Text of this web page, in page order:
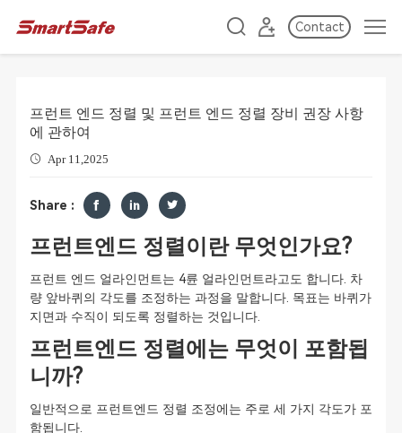
Contact
프런트 엔드 정렬 및 프런트 엔드 정렬 장비 권장 사항
에 관하여
Apr 11,2025
Share :
프런트엔드 정렬이란 무엇인가요?
프런트 엔드 얼라인먼트는 4륜 얼라인먼트라고도 합니다. 차
량 앞바퀴의 각도를 조정하는 과정을 말합니다. 목표는 바퀴가
지면과 수직이 되도록 정렬하는 것입니다.
프런트엔드 정렬에는 무엇이 포함됩
니까?
일반적으로 프런트엔드 정렬 조정에는 주로 세 가지 각도가 포
함됩니다.